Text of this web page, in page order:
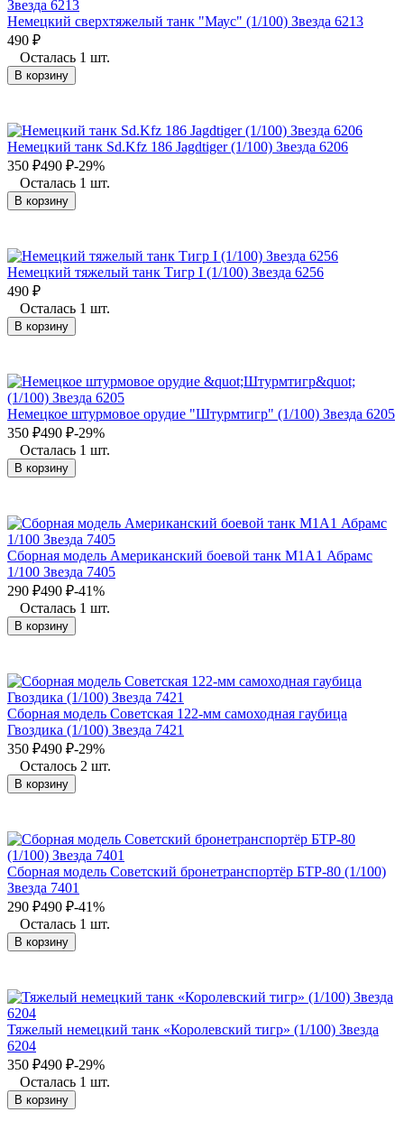
Немецкий сверхтяжелый танк "Маус" (1/100) Звезда 6213
490 ₽
Осталась 1 шт.
В корзину
Немецкий танк Sd.Kfz 186 Jagdtiger (1/100) Звезда 6206
350 ₽490 ₽-29%
Осталась 1 шт.
В корзину
Немецкий тяжелый танк Тигр I (1/100) Звезда 6256
490 ₽
Осталась 1 шт.
В корзину
Немецкое штурмовое орудие "Штурмтигр" (1/100) Звезда 6205
350 ₽490 ₽-29%
Осталась 1 шт.
В корзину
Сборная модель Американский боевой танк М1А1 Абрамс
1/100 Звезда 7405
290 ₽490 ₽-41%
Осталась 1 шт.
В корзину
Сборная модель Советская 122-мм самоходная гаубица
Гвоздика (1/100) Звезда 7421
350 ₽490 ₽-29%
Осталось 2 шт.
В корзину
Сборная модель Советский бронетранспортёр БТР-80 (1/100)
Звезда 7401
290 ₽490 ₽-41%
Осталась 1 шт.
В корзину
Тяжелый немецкий танк «Королевский тигр» (1/100) Звезда
6204
350 ₽490 ₽-29%
Осталась 1 шт.
В корзину